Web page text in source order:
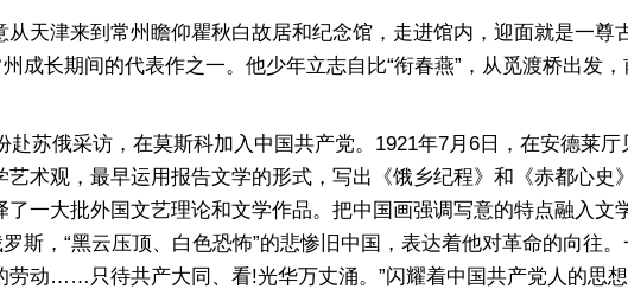
津来到常州瞻仰瞿秋白故居和纪念馆，走进馆内，迎面就是一尊
成长期间的代表作之一。他少年立志自比“衔春燕”，从觅渡桥出发
俄采访，在莫斯科加入中国共产党。1921年7月6日，在安德莱厅
术观，最早运用报告文学的形式，写出《饿乡纪程》和《赤都心史
一大批外国文艺理论和文学作品。把中国画强调写意的特点融入文
斯，“黑云压顶、白色恐怖”的悲惨旧中国，表达着他对革命的向往
动……只待共产大同、看!光华万丈涌。”闪耀着中国共产党人的思